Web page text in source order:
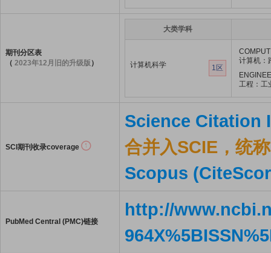
期刊分区表
（ 2023年12月旧的升级版 ）
大类学科
计算机科学 1区
计算机：
工程：工
SCI期刊收录coverage
Science Citation
合并入SCIE，统
Scopus
PubMed Central (PMC)链接
http://